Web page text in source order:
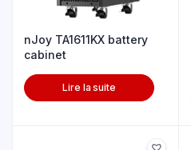
nJoy TA1611KX battery
cabinet
Lire la suite